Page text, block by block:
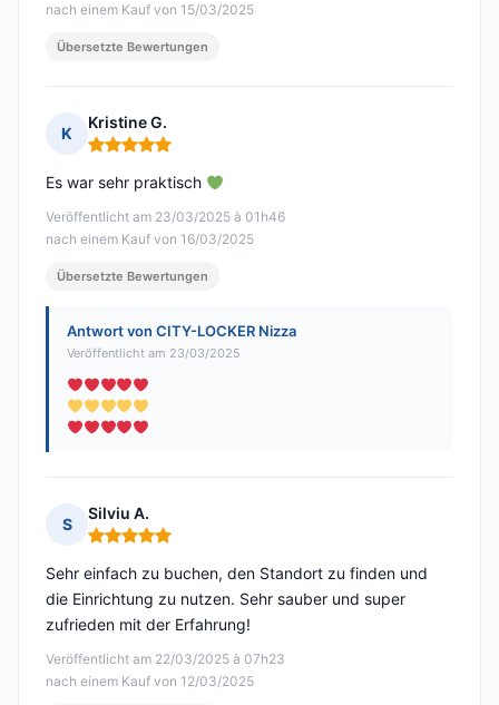
nach einem Kauf von 15/03/2025
Übersetzte Bewertungen
K
Kristine G.
Hinweis: 5 von 5
Veröffentlicht am 23/03/2025 à 01h46
nach einem Kauf von 16/03/2025
Es war sehr praktisch
Übersetzte Bewertungen
Antwort von CITY-LOCKER Nizza
Veröffentlicht am 23/03/2025
S
Silviu A.
Hinweis: 5 von 5
Veröffentlicht am 22/03/2025 à 07h23
nach einem Kauf von 12/03/2025
Sehr einfach zu buchen, den Standort zu finden und
die Einrichtung zu nutzen. Sehr sauber und super
zufrieden mit der Erfahrung!